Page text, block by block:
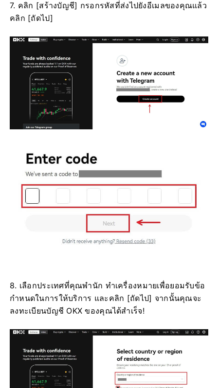
7. คลิก [สร้างบัญชี] กรอกรหัสที่ส่งไปยังอีเมลของคุณแล้ว
คลิก [ถัดไป]
8. เลือกประเทศที่คุณพำนัก ทำเครื่องหมายเพื่อยอมรับข้อ
กำหนดในการให้บริการ และคลิก [ถัดไป] จากนั้นคุณจะ
ลงทะเบียนบัญชี OKX ของคุณได้สำเร็จ!